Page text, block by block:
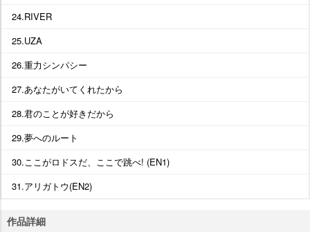
24.RIVER
25.UZA
26.重力シンパシー
27.あなたがいてくれたから
28.君のことが好きだから
29.夢へのルート
30.ここがロドスだ、ここで跳べ! (EN1)
31.アリガトウ(EN2)
作品詳細